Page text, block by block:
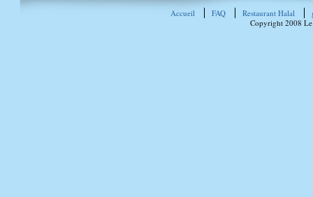
Accueil FAQ Restaurant Halal
Copyright 2008